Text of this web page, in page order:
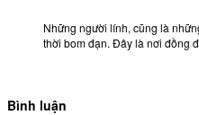
Những người lính, cũng là
thời bom đạn. Đây là nơi đồng
Bình luận